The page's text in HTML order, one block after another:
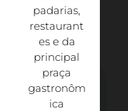
padarias,
restaurant
es e da
principal
praça
gastronôm
ica